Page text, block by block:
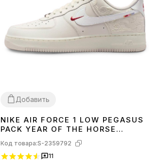
Добавить
3637 38 39 4041
NIKE AIR FORCE 1 LOW PEGASUS
PACK YEAR OF THE HORSE
Код товара:S-2359792
11